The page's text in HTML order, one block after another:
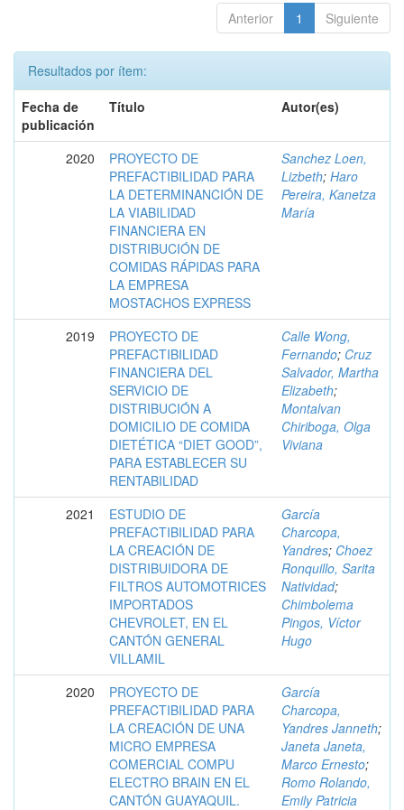
Anterior 1 Siguiente
Resultados por ítem:
Fecha de
publicación
Título Autor(es)
2020
PROYECTO DE
PREFACTIBILIDAD PARA
LA DETERMINANCIÓN DE
LA VIABILIDAD
FINANCIERA EN
DISTRIBUCIÓN DE
COMIDAS RÁPIDAS PARA
LA EMPRESA
MOSTACHOS EXPRESS
Sanchez Loen,
Lizbeth; Haro
Pereira, Kanetza
María
2019
PROYECTO DE
PREFACTIBILIDAD
FINANCIERA DEL
SERVICIO DE
DISTRIBUCIÓN A
DOMICILIO DE COMIDA
DIETÉTICA “DIET GOOD”,
PARA ESTABLECER SU
RENTABILIDAD
Calle Wong,
Fernando; Cruz
Salvador, Martha
Elizabeth;
Montalvan
Chiriboga, Olga
Viviana
2021
ESTUDIO DE
PREFACTIBILIDAD PARA
LA CREACIÓN DE
DISTRIBUIDORA DE
FILTROS AUTOMOTRICES
IMPORTADOS
CHEVROLET, EN EL
CANTÓN GENERAL
VILLAMIL
García
Charcopa,
Yandres; Choez
Ronquillo, Sarita
Natividad;
Chimbolema
Pingos, Víctor
Hugo
2020
PROYECTO DE
PREFACTIBILIDAD PARA
LA CREACIÓN DE UNA
MICRO EMPRESA
COMERCIAL COMPU
ELECTRO BRAIN EN EL
CANTÓN GUAYAQUIL.
García
Charcopa,
Yandres Janneth;
Janeta Janeta,
Marco Ernesto;
Romo Rolando,
Emily Patricia